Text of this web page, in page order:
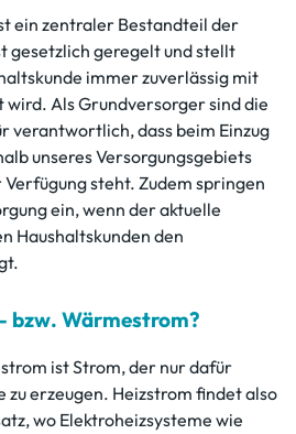
ein zentraler Bestandteil der
gesetzlich geregelt und stellt
immer zuverlässig mit
wird. Als Grundversorger sind die
verantwortlich, dass beim Einzug
unseres Versorgungsgebiets
steht. Zudem springen
ein, wenn der aktuelle
Haushaltskunden den
bzw. Wärmestrom?
ist Strom, der nur dafür
erzeugen. Heizstrom findet also
wo Elektroheizsysteme wie